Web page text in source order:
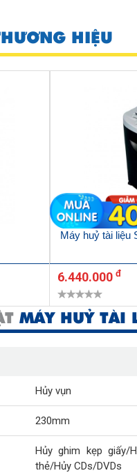
HIỆU
Máy huỷ tài liệu
6.440.000 đ
MÁY HUỶ TÀI
Hủy vụn
230mm
Hủy ghim kẹp giấy/
thẻ/Hủy CDs/DVDs